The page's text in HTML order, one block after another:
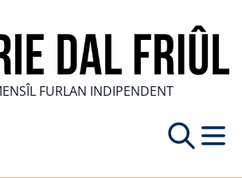
FURLAN INDIPENDENT